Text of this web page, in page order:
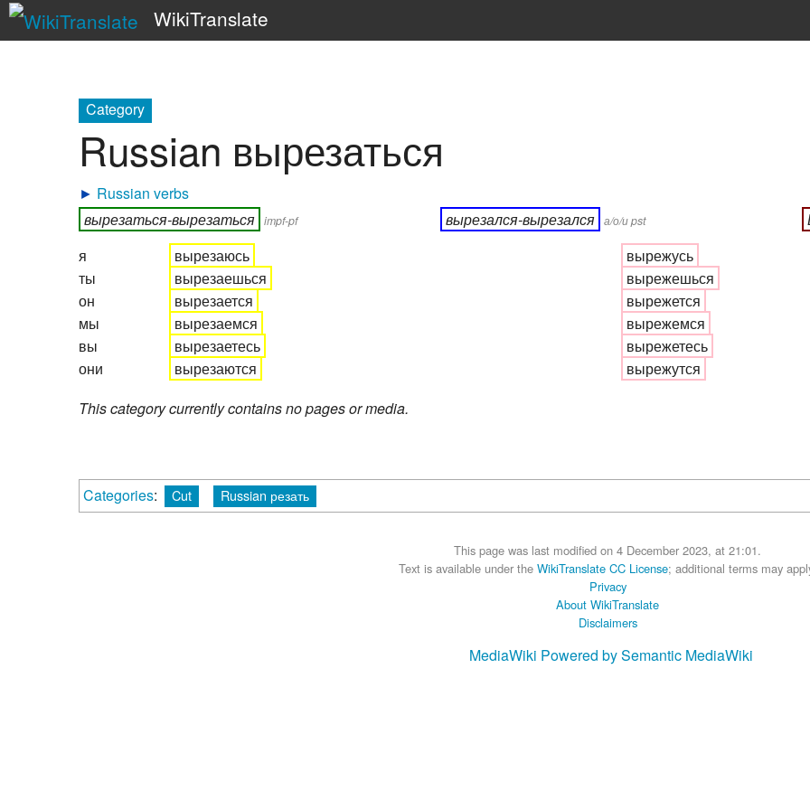
WikiTranslate
Category
Russian вырезаться
► Russian verbs
вырезаться-вырезаться impf-pf вырезался-вырезался а/о/и pst
я
ты
он
мы
вы
они
вырезаюсь
вырезаешься
вырезается
вырезаемся
вырезаетесь
вырезаются
вырежусь
вырежешься
вырежется
вырежемся
вырежетесь
вырежутся
This category currently contains no pages or media.
Categories: Cut Russian резать
This page was last modified on 4 December 2023, at 21:01.
Text is available under the WikiTranslate CC License; additional terms may
Privacy
About WikiTranslate
Disclaimers
MediaWiki Powered by Semantic MediaWiki